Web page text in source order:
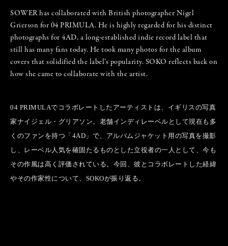
SOWER has collaborated with British photographer Nigel
Grierson for 04 PRIMULA. He is highly regarded for his distinct
photographs for 4AD, a long-established indie record label that
still has many fans today. He took many photos for the album
covers that solidified the label’s popularity. SOKO reflects back on
how she came to collaborate with the artist.
04 PRIMULAでコラボレートしたアーティストは、イギリスの写真
家ナイジェル・グリアソン。老舗インディレーベルとして現在も多
くのファンを持つ「4AD」で、アルバムジャケット用の写真を撮影
し、レーベル人気を確固たるものとした立役者の一人として、今も
その作風は高く評価されている。今回、彼とコラボレートした経緯
やその作家性について、SOKOが振り返る。